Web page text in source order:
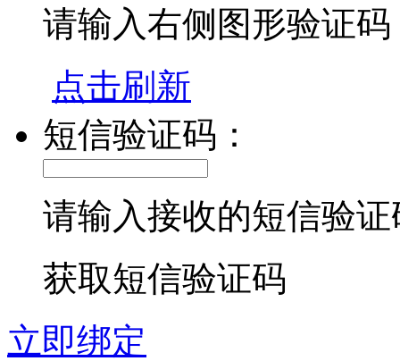
请输入右侧图形验证码
点击刷新
短信验证码：
请输入接收的短信验证
获取短信验证码
立即绑定